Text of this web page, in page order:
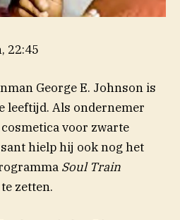
22:45
George E. Johnson is
leeftijd. Als ondernemer
voor zwarte
hielp hij ook nog het
Soul Train
zetten.